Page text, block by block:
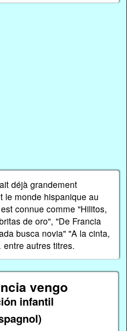
déjà grandement
le monde hispanique au
connue comme "Hilitos,
de oro", "De Francia
busca novia" "A la cinta,
autres titres.
vengo
infantil